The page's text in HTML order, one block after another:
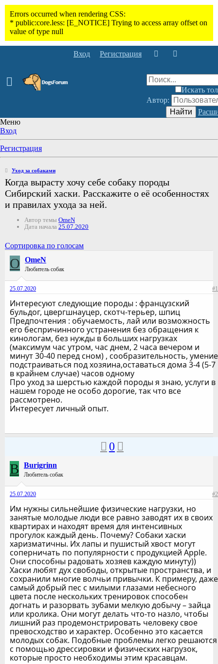
Вход Регистрация
Искать
Автор:
Найти
Меню
Вход
Регистрация
Уход за собаками
Когда вырасту хочу себе собаку породы
Сибирский хаски. Расскажите о её особенностях
и правилах ухода за ней.
Автор темы OmeN
Дата начала 25.07.2020
Сортировка по голосам
O OmeN
Любитель собак
25.07.2020 #1
Интересуют следующие породы : французский
бульдог, цвергшнауцер, скотч-терьер, шпиц
Предпочтения : обучаемость, лай или возможность
его беспричинного устранения без обращения к
кинологам, без нужды в больших нагрузках
(максимум час утром, час днем, 2 часа вечером и
минут 30-40 перед сном) , сообразительность, умение
подстраиваться под хозяина,оставаться дома 3-4 (5-7
в крайнем случае) часов одному
Про уход за шерстью каждой породы я знаю, услуги в
нашем городе не особо дорогие, так что все
рассмотрено.
Интересует личный опыт.
0
B Burigrinn
Любитель собак
25.07.2020 #2
Им нужны сильнейшие физические нагрузки, но
занятые молодые люди все равно заводят их в своих
квартирах и находят время для интенсивных
прогулок каждый день. Почему? Собаки хаски
харизматичны. Их лапы и пушистый хвост могут
соперничать по популярности с продукцией Apple.
Они способны радовать хозяев каждую минуту))
Хаски любят дух свободы, открытые пространства, и
сохранили многие волчьи привычки. К примеру, даже
самый добрый пес с милыми глазами небесного
цвета после нескольких тренировок способен
догнать и разорвать зубами мелкую добычу – зайца
или кролика. Они могут делать что-то назло, чтобы
лишний раз продемонстрировать человеку свое
превосходство и характер. Особенно это касается
молодых собак. Подобные проблемы легко решаются
с помощью дрессировки и физических нагрузок,
которые просто необходимы этим красавцам.